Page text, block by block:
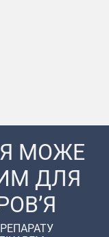
МОЖЕ
ДЛЯ